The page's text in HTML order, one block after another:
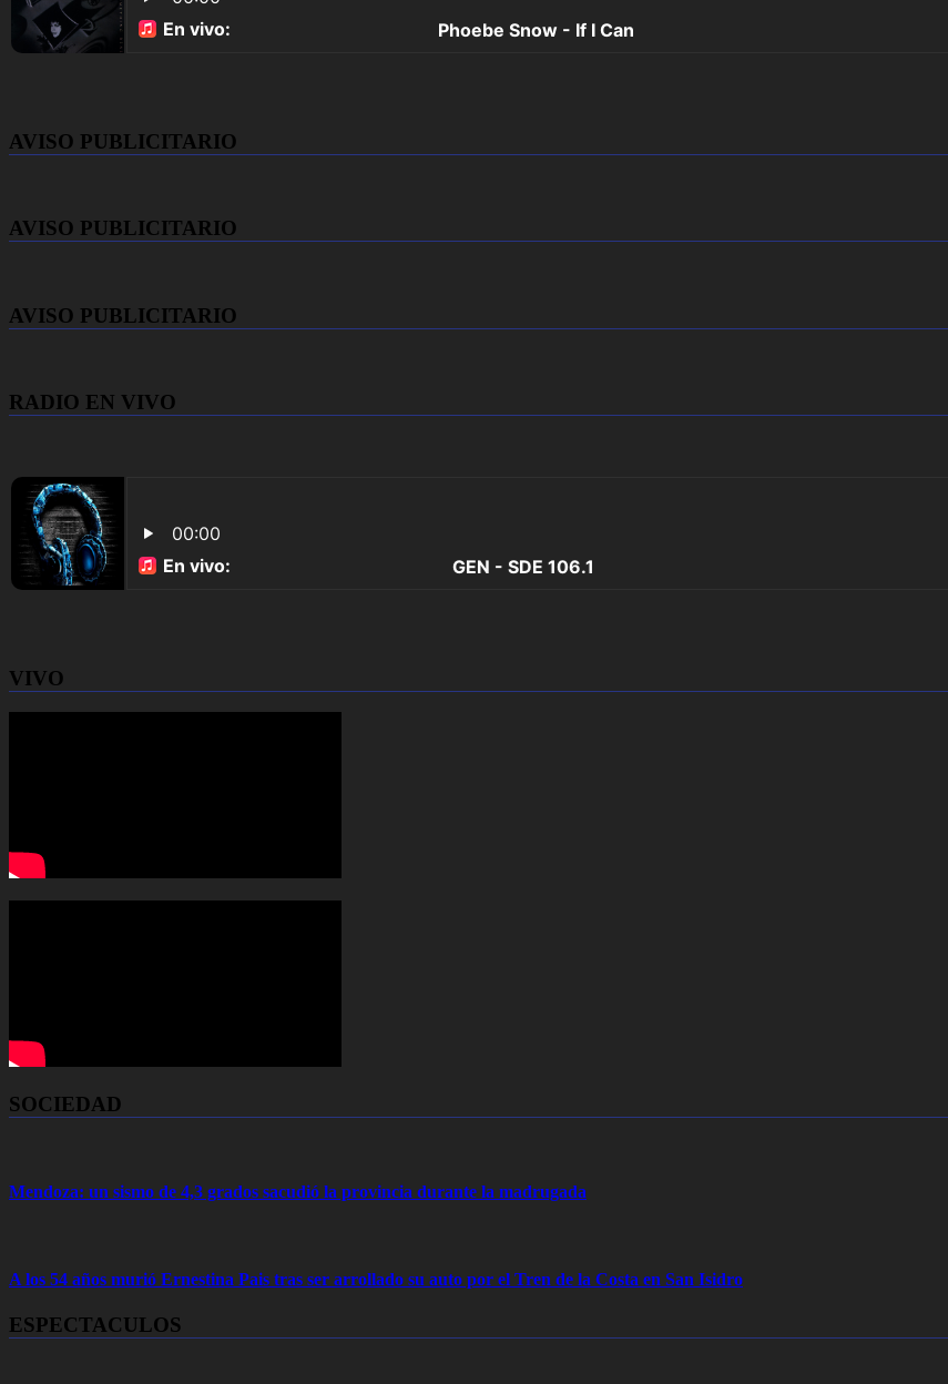
AVISO PUBLICITARIO
AVISO PUBLICITARIO
AVISO PUBLICITARIO
RADIO EN VIVO
VIVO
SOCIEDAD
Mendoza: un sismo de 4,3 grados sacudió la provincia durante la madrugada
A los 54 años murió Ernestina Pais tras ser arrollado su auto por el Tren de la Costa en San Isidro
ESPECTACULOS